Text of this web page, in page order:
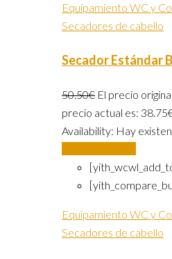
Equipamiento WC y
Secadores de cabello
Secador Estándar
50.50€ El precio
precio actual es:
Availability: Hay
Equipamiento WC y
Secadores de cabello